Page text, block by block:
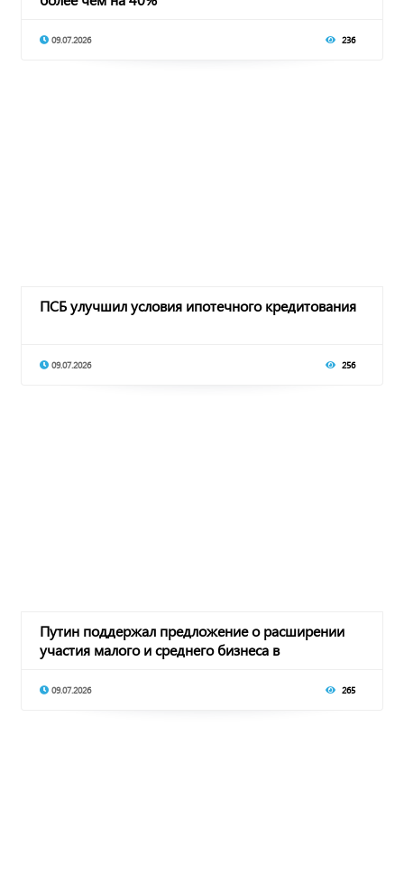
09.07.2026 236
ПСБ улучшил условия ипотечного кредитования
09.07.2026 256
Путин поддержал предложение о расширении
участия малого и среднего бизнеса в
09.07.2026 265